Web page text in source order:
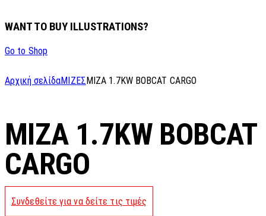
WANT TO BUY ILLUSTRATIONS?
Go to Shop
Αρχική σελίδαΜΙΖΕΣ MIZA 1.7KW BOBCAT CARGO
MIZA 1.7KW BOBCAT
CARGO
Συνδεθείτε για να δείτε τις τιμές